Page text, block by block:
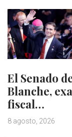
El Senado
Blanche,
fiscal…
8 agosto, 2026